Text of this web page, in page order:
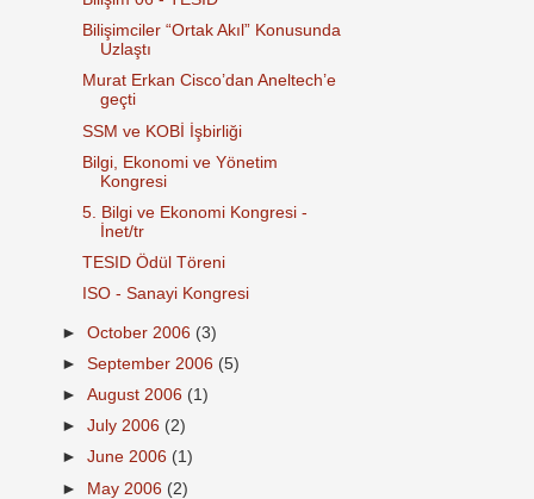
Bilişimciler “Ortak Akıl” Konusunda
Uzlaştı
Murat Erkan Cisco’dan Aneltech’e
geçti
SSM ve KOBİ İşbirliği
Bilgi, Ekonomi ve Yönetim
Kongresi
5. Bilgi ve Ekonomi Kongresi -
İnet/tr
TESID Ödül Töreni
ISO - Sanayi Kongresi
►October 2006 (3)
►September 2006 (5)
►August 2006 (1)
►July 2006 (2)
►June 2006 (1)
► May 2006 (2)